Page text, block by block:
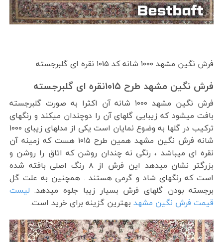
فرش نگین مشهد ۱۰۰۰ شانه کد ۱۰۱۵ نقره ای گلبرجسته
فرش نگین مشهد طرح ۱۰۱۵نقره ای گلبرجسته
فرش نگین مشهد ۱۰۰۰ شانه آن اکثرا به صورت گلبرجسته
بافت میشود که زیبایی گلهای آن را دوچندان میکند و رنگهای
ترکیب در گلها به وضوع نمایان است یکی از مدلهای زیبای ۱۰۰۰
شانه فرش نگین مشهد همین طرح ۱۰۱۵ هست که زمینه آن
نقره ای میباشد ، رنگی نه چندان روشن که اتاق را روشن و
بزرگتر نشان میدهد این فرش از ۸ رنگ اصلی بافته شده
است که رنگهای شاد و گرمی هستند . همچنین به علت گل
برجسته بودن گلهای فرش بسیار زیبا جلوه میدهد. لیست
قیمت فرش نگین مشهدبهترین گزینه برای خرید است.